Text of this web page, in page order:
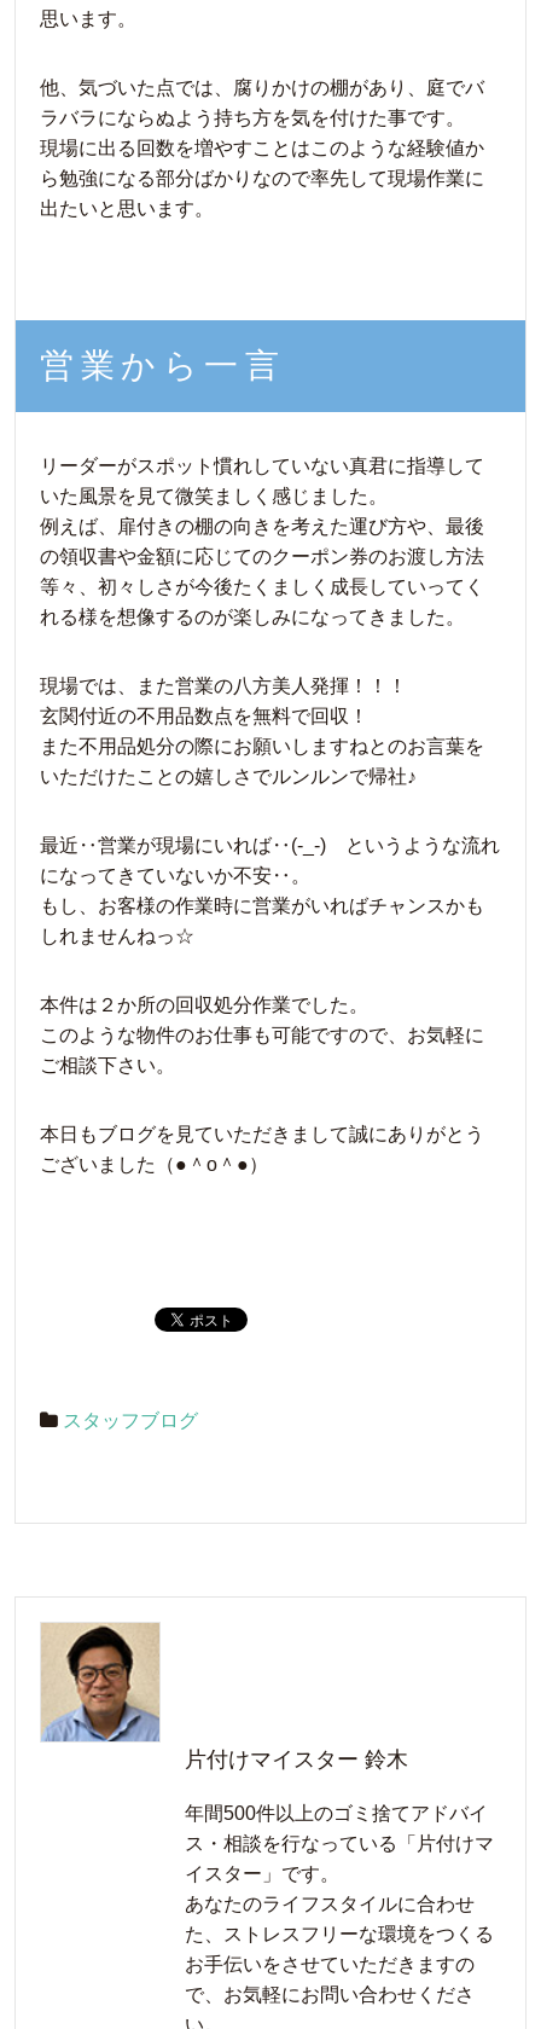
思います。
他、気づいた点では、腐りかけの棚があり、庭でバ
ラバラにならぬよう持ち方を気を付けた事です。
現場に出る回数を増やすことはこのような経験値か
ら勉強になる部分ばかりなので率先して現場作業に
出たいと思います。
営業から一言
リーダーがスポット慣れしていない真君に指導して
いた風景を見て微笑ましく感じました。
例えば、扉付きの棚の向きを考えた運び方や、最後
の領収書や金額に応じてのクーポン券のお渡し方法
等々、初々しさが今後たくましく成長していってく
れる様を想像するのが楽しみになってきました。
現場では、また営業の八方美人発揮！！！
玄関付近の不用品数点を無料で回収！
また不用品処分の際にお願いしますねとのお言葉を
いただけたことの嬉しさでルンルンで帰社♪
最近‥営業が現場にいれば‥(-_-) というような流れ
になってきていないか不安‥。
もし、お客様の作業時に営業がいればチャンスかも
しれませんねっ☆
本件は２か所の回収処分作業でした。
このような物件のお仕事も可能ですので、お気軽に
ご相談下さい。
本日もブログを見ていただきまして誠にありがとう
ございました（●＾o＾●）
スタッフブログ
片付けマイスター 鈴木
年間500件以上のゴミ捨てアドバイ
ス・相談を行なっている「片付けマ
イスター」です。
あなたのライフスタイルに合わせ
た、ストレスフリーな環境をつくる
お手伝いをさせていただきますの
で、お気軽にお問い合わせくださ
い。